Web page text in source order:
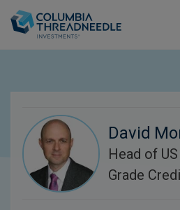
David
Head of
Grade